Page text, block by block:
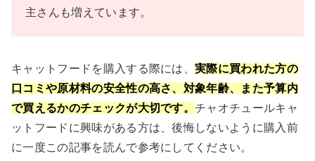
主さんも増えています。
キャットフードを購入する際には、実際に買われた方の
口コミや原材料の安全性の高さ、対象年齢、また予算内
で買えるかのチェックが大切です。チャオチュールキャ
ットフードに興味がある方は、後悔しないように購入前
に一度この記事を読んで参考にしてください。